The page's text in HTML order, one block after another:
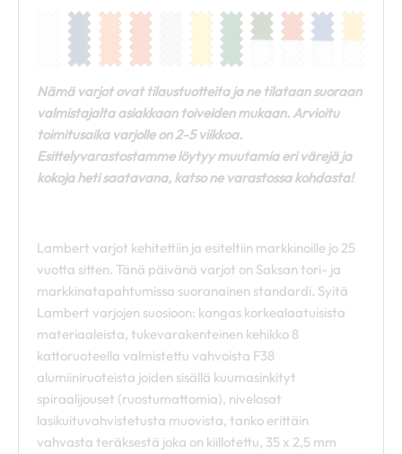
Nämä varjot ovat tilaustuotteita ja ne tilataan suoraan
valmistajalta asiakkaan toiveiden mukaan. Arvioitu
toimitusaika varjolle on 2-5 viikkoa.
Esittelyvarastostamme löytyy muutamia eri värejä ja
kokoja heti saatavana, katso ne varastossa kohdasta!
Lambert varjot kehitettiin ja esiteltiin markkinoille jo 25
vuotta sitten. Tänä päivänä varjot on Saksan tori- ja
markkinatapahtumissa suoranainen standardi. Syitä
Lambert varjojen suosioon: kangas korkealaatuisista
materiaaleista, tukevarakenteinen kehikko 8
kattoruoteella valmistettu vahvoista F38
alumiiniruoteista joiden sisällä kuumasinkityt
spiraalijouset (ruostumattomia), nivelosat
lasikuituvahvistetusta muovista, tanko erittäin
vahvasta teräksestä joka on kiillotettu, 35 x 2,5 mm